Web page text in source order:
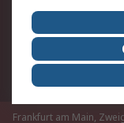
Karriere bei RS
Qualität/
Event-Center
Frankfurt am Main,